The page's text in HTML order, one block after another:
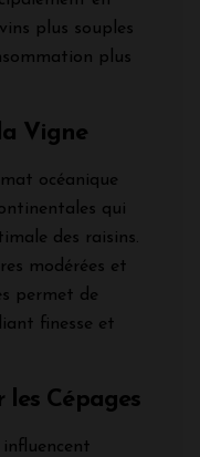
plus souples
plus
Vigne
océanique
qui
des raisins.
modérées et
permet de
finesse et
les Cépages